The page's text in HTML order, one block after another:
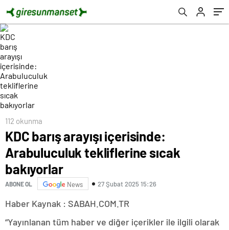
112 okunma
KDC barış arayışı içerisinde:
Arabuluculuk tekliflerine sıcak
bakıyorlar
ABONE OL News 27 Şubat 2025 15:26
Haber Kaynak : SABAH.COM.TR
“Yayınlanan tüm haber ve diğer içerikler ile ilgili olarak